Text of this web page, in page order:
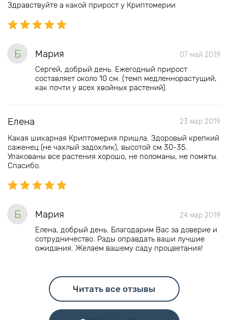
Здравствуйте а какой прирост у Криптомерии
Б Мария 07 май 2019
Сергей, добрый день. Ежегодный прирост
составляет около 10 см. (темп медленнорастущий,
как почти у всех хвойных растений).
Елена 23 мар 2019
Какая шикарная Криптомерия пришла. Здоровый крепкий
саженец (не чахлый задохлик), высотой см 30-35.
Упакованы все растения хорошо, не поломаны, не помяты.
Спасибо.
Б Мария 24 мар 2019
Елена, добрый день. Благодарим Вас за доверие и
сотрудничество. Рады оправдать ваши лучшие
ожидания. Желаем вашему саду процветания!
Читать все отзывы